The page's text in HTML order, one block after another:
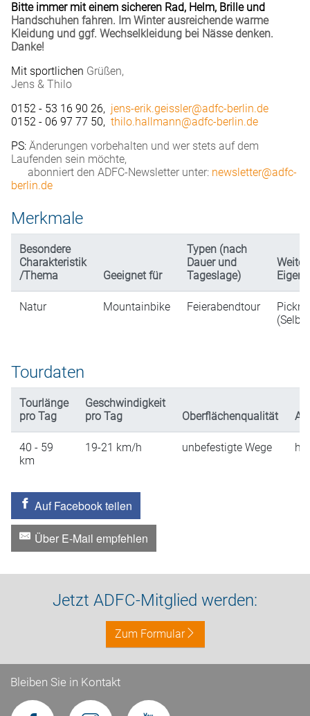
Bitte immer mit einem sicheren Rad, Helm, Brille und
Handschuhen fahren. Im Winter ausreichende warme
Kleidung und ggf. Wechselkleidung bei Nässe denken.
Danke!
Mit sportlichen Grüßen,
Jens & Thilo
0152 - 53 16 90 26, jens-erik.geissler@adfc-berlin.de
0152 - 06 97 77 50, thilo.hallmann@adfc-berlin.de
PS: Änderungen vorbehalten und wer stets auf dem
Laufenden sein möchte,
abonniert den ADFC-Newsletter unter: newsletter@adfc-
berlin.de
Merkmale
Besondere
Charakteristik
/Thema
Geeignet für
Typen (nach
Dauer und
Tageslage)
Natur Mountainbike Feierabendtour
Tourdaten
Tourlänge
pro Tag
Geschwindigkeit
pro Tag
Oberflächenqualität
40 - 59
km
19-21 km/h unbefestigte Wege
Auf Facebook teilen
Über E-Mail empfehlen
Jetzt ADFC-Mitglied werden:
Zum Formular
Bleiben Sie in Kontakt